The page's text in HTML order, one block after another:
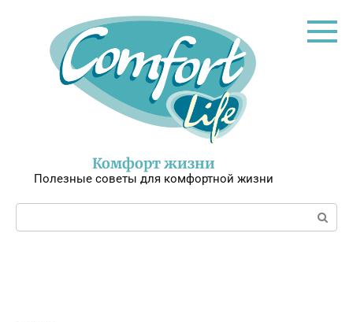
Комфорт жизни
Полезные советы для комфортной жизни
Поиск: